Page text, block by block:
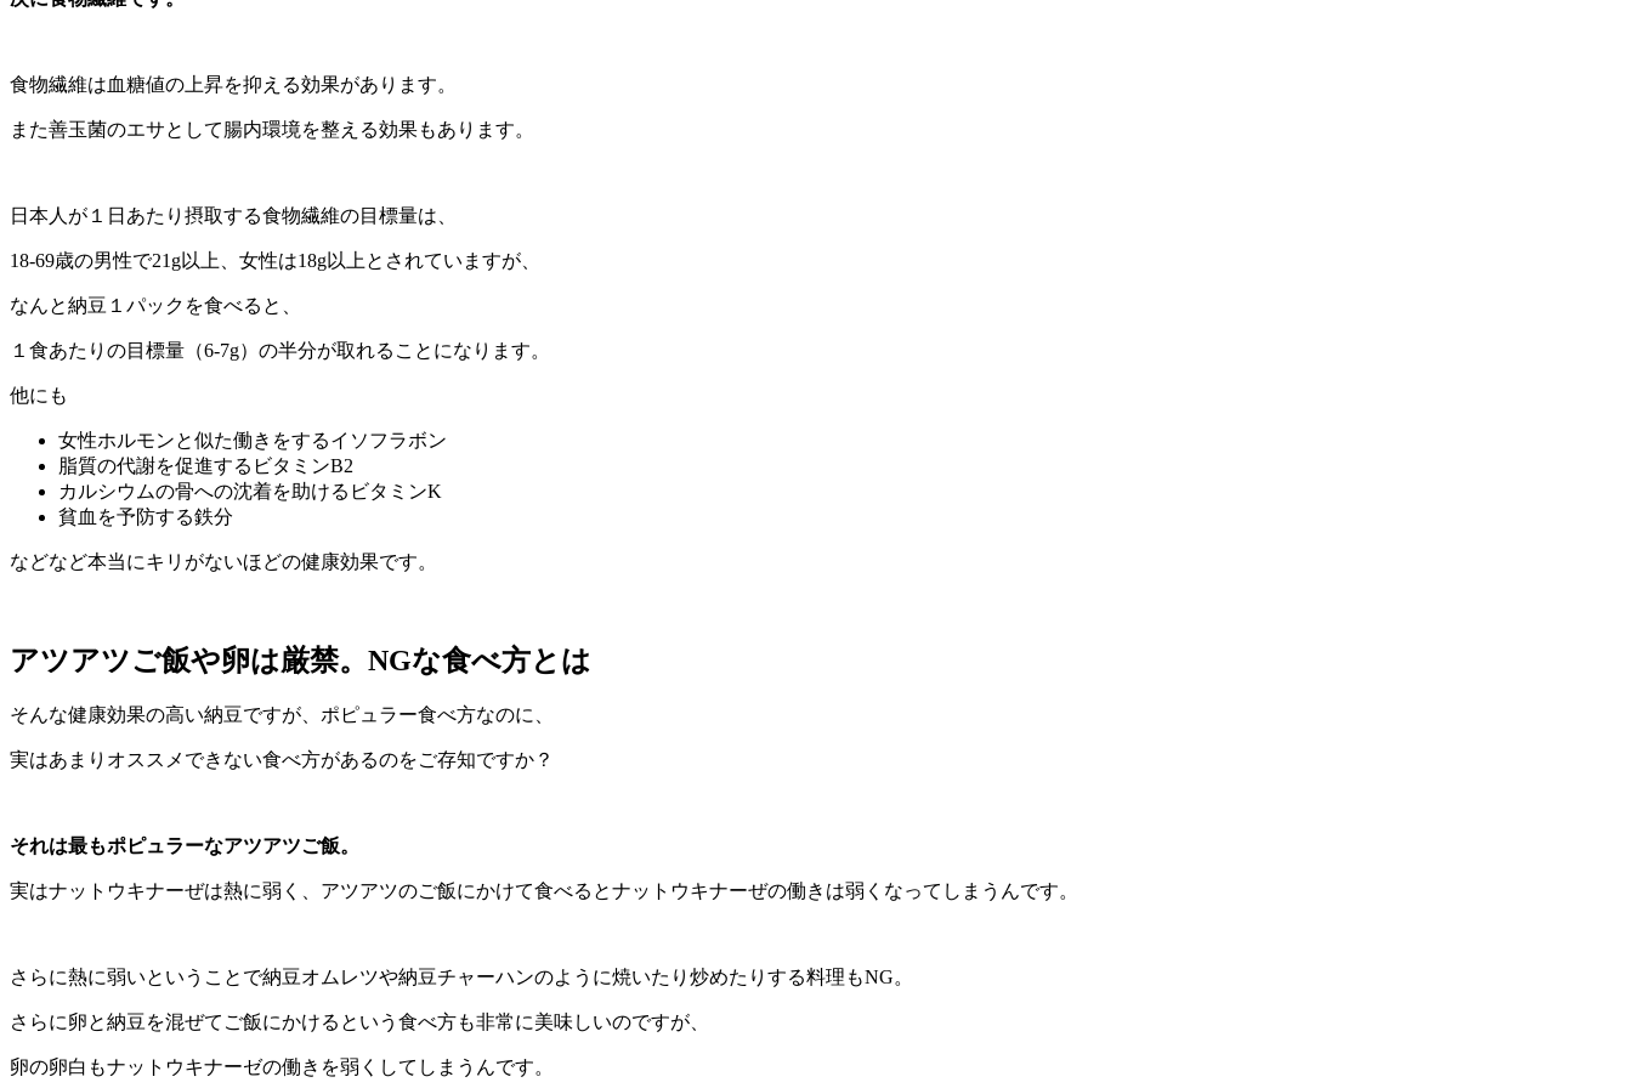
食物繊維は血糖値の上昇を抑える効果があります。
また善玉菌のエサとして腸内環境を整える効果もあります。
日本人が１日あたり摂取する食物繊維の目標量は、
18-69歳の男性で21g以上、女性は18g以上とされていますが、
なんと納豆１パックを食べると、
１食あたりの目標量（6-7g）の半分が取れることになります。
他にも
女性ホルモンと似た働きをするイソフラボン
脂質の代謝を促進するビタミンB2
カルシウムの骨への沈着を助けるビタミンK
貧血を予防する鉄分
などなど本当にキリがないほどの健康効果です。
アツアツご飯や卵は厳禁。 NGな食べ方とは
そんな健康効果の高い納豆ですが、ポピュラー食べ方なのに、
実はあまりオススメできない食べ方があるのをご存知ですか？
それは最もポピュラーなアツアツご飯。
実はナットウキナーぜは熱に弱く、アツアツのご飯にかけて食べるとナットウキナーぜの働きは弱くなってしまうんです。
さらに熱に弱いということで納豆オムレツや納豆チャーハンのように焼いたり炒めたりする料理もNG。
さらに卵と納豆を混ぜてご飯にかけるという食べ方も非常に美味しいのですが、
卵の卵白もナットウキナーゼの働きを弱くしてしまうんです。